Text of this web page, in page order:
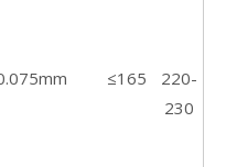
≤165
220-
230